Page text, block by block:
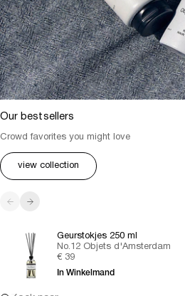
Our bestsellers
Crowd favorites you might love
view collection
Vorige Volgende
Geurstokjes 250 ml
No.12 Objets d'Amsterdam
Aanbiedingsprijs
€ 39
In Winkelmand